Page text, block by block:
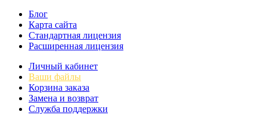
Блог
Карта сайта
Стандартная лицензия
Расширенная лицензия
Личный кабинет
Ваши файлы
Корзина заказа
Замена и возврат
Служба поддержки